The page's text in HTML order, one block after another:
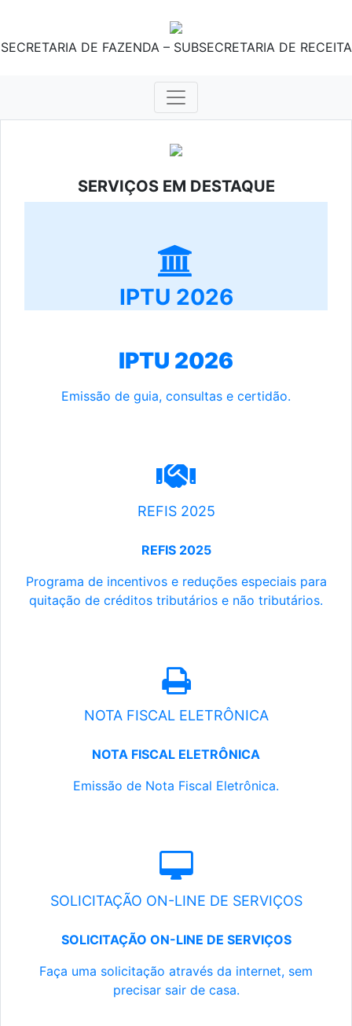
SECRETARIA DE FAZENDA – SUBSECRETARIA DE RECEITA
SERVIÇOS EM DESTAQUE
IPTU 2026
IPTU 2026
Emissão de guia, consultas e certidão.
REFIS 2025
REFIS 2025
Programa de incentivos e reduções especiais para
quitação de créditos tributários e não tributários.
NOTA FISCAL ELETRÔNICA
NOTA FISCAL ELETRÔNICA
Emissão de Nota Fiscal Eletrônica.
SOLICITAÇÃO ON-LINE DE SERVIÇOS
SOLICITAÇÃO ON-LINE DE SERVIÇOS
Faça uma solicitação através da internet, sem
precisar sair de casa.